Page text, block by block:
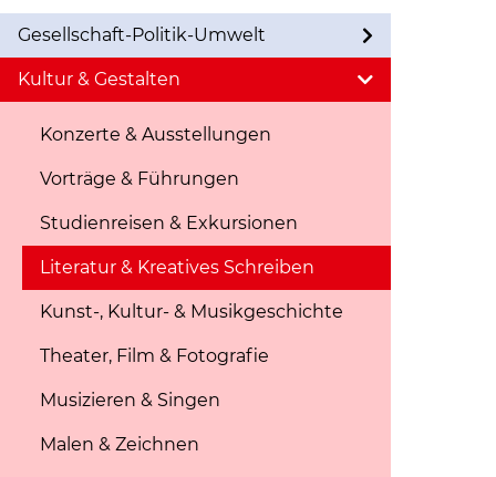
Gesellschaft-Politik-Umwelt
Kultur & Gestalten
Konzerte & Ausstellungen
Vorträge & Führungen
Studienreisen & Exkursionen
Literatur & Kreatives Schreiben
Kunst-, Kultur- & Musikgeschichte
Theater, Film & Fotografie
Musizieren & Singen
Malen & Zeichnen